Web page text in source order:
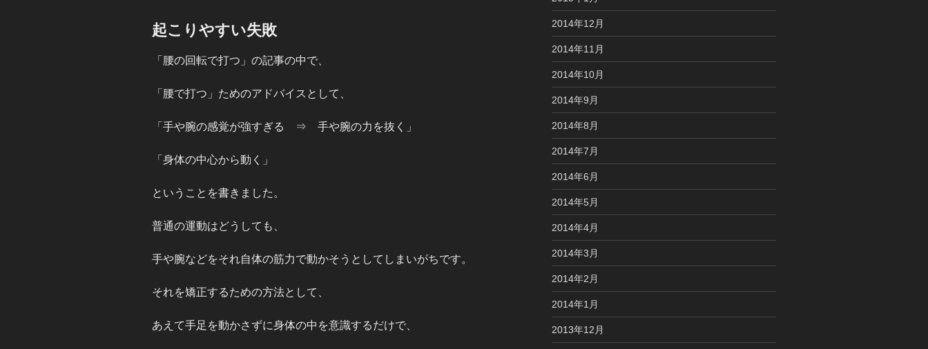
起こりやすい失敗
「腰の回転で打つ」の記事の中で、
「腰で打つ」ためのアドバイスとして、
「手や腕の感覚が強すぎる ⇒ 手や腕の力を抜く」
「身体の中心から動く」
ということを書きました。
普通の運動はどうしても、
手や腕などをそれ自体の筋力で動かそうとしてしまいがちです。
それを矯正するための方法として、
あえて手足を動かさずに身体の中を意識するだけで、
2014年12月
2014年11月
2014年10月
2014年9月
2014年8月
2014年7月
2014年6月
2014年5月
2014年4月
2014年3月
2014年2月
2014年1月
2013年12月